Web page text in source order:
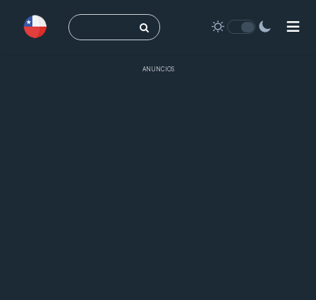
Buscar:
ANUNCIOS